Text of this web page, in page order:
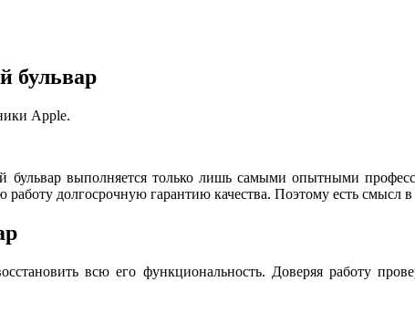
бульвар
Apple.
бульвар выполняется только лишь самыми опытными
долгосрочную гарантию качества. Поэтому есть смысл
всю его функциональность. Доверяя работу